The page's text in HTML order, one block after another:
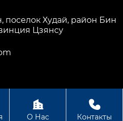
поселок Худай, район Бин
Цзянсу

О Нас

Контакты